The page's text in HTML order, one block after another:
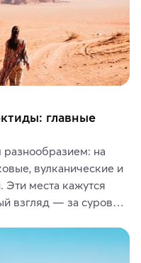
главные
на
вулканические и
места кажутся
взгляд — за суровой
одни из самых